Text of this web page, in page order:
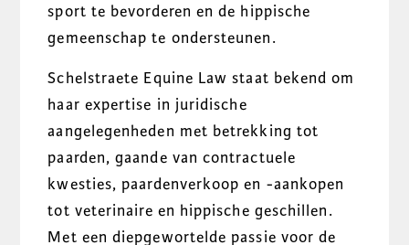
sport te bevorderen en de hippische
gemeenschap te ondersteunen.
Schelstraete Equine Law staat bekend om
haar expertise in juridische
aangelegenheden met betrekking tot
paarden, gaande van contractuele
kwesties, paardenverkoop en -aankopen
tot veterinaire en hippische geschillen.
Met een diepgewortelde passie voor de